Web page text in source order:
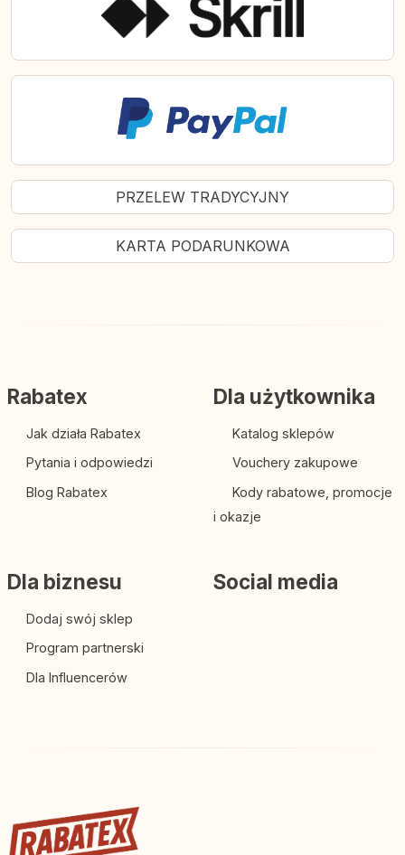
PRZELEW TRADYCYJNY
KARTA PODARUNKOWA
Rabatex
Jak działa Rabatex
Pytania i odpowiedzi
Blog Rabatex
Dla użytkownika
Katalog sklepów
Vouchery zakupowe
Kody rabatowe, promocje
i okazje
Dla biznesu
Dodaj swój sklep
Program partnerski
Dla Influencerów
Social media